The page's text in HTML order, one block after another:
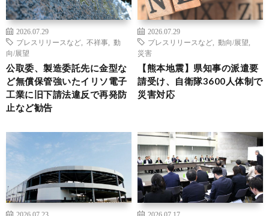
2026.07.29
プレスリリースなど
不祥事
動
向/展望
公取委、製造委託先に金型な
ど無償保管強いたイリソ電子
工業に旧下請法違反で再発防
止など勧告
2026.07.29
プレスリリースなど
動向/展望
災害
【熊本地震】県知事の派遣要
請受け、自衛隊3600人体制で
災害対応
2026.07.23
2026.07.17